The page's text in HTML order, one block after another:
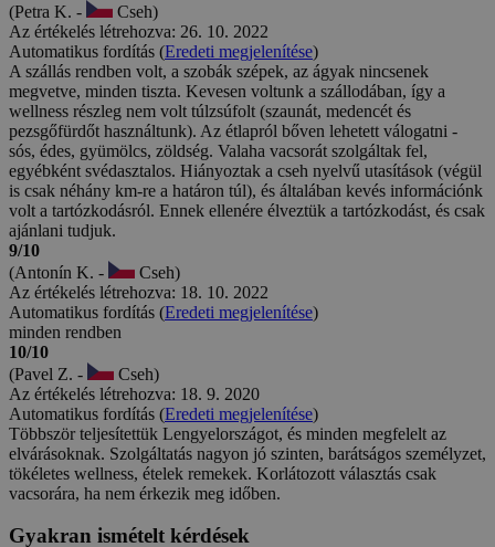
(Petra K. -
Cseh)
Az értékelés létrehozva: 26. 10. 2022
Automatikus fordítás (Eredeti megjelenítése)
A szállás rendben volt, a szobák szépek, az ágyak nincsenek
megvetve, minden tiszta. Kevesen voltunk a szállodában, így a
wellness részleg nem volt túlzsúfolt (szaunát, medencét és
pezsgőfürdőt használtunk). Az étlapról bőven lehetett válogatni -
sós, édes, gyümölcs, zöldség. Valaha vacsorát szolgáltak fel,
egyébként svédasztalos. Hiányoztak a cseh nyelvű utasítások (végül
is csak néhány km-re a határon túl), és általában kevés információnk
volt a tartózkodásról. Ennek ellenére élveztük a tartózkodást, és csak
ajánlani tudjuk.
9/10
(Antonín K. -
Cseh)
Az értékelés létrehozva: 18. 10. 2022
Automatikus fordítás (Eredeti megjelenítése)
minden rendben
10/10
(Pavel Z. -
Cseh)
Az értékelés létrehozva: 18. 9. 2020
Automatikus fordítás (Eredeti megjelenítése)
Többször teljesítettük Lengyelországot, és minden megfelelt az
elvárásoknak. Szolgáltatás nagyon jó szinten, barátságos személyzet,
tökéletes wellness, ételek remekek. Korlátozott választás csak
vacsorára, ha nem érkezik meg időben.
Gyakran ismételt kérdések